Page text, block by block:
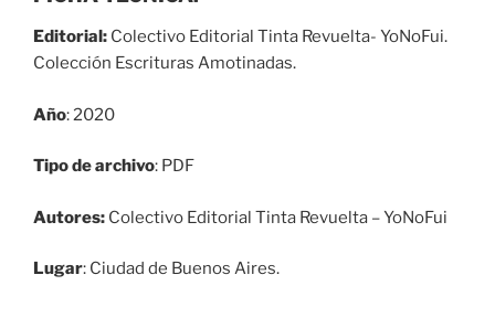
Editorial: Colectivo Editorial Tinta Revuelta- YoNoFui.
Colección Escrituras Amotinadas.
Año: 2020
Tipo de archivo: PDF
Autores: Colectivo Editorial Tinta Revuelta – YoNoFui
Lugar: Ciudad de Buenos Aires.